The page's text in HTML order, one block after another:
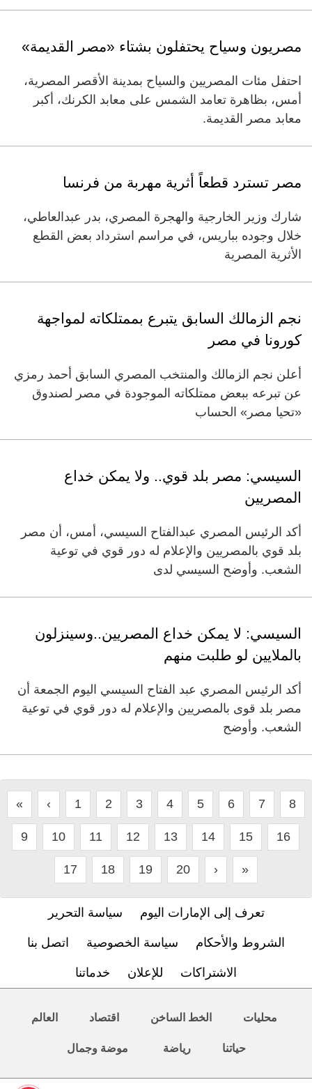
مصريون وسياح يحتفلون بشتاء «مصر القديمة»
احتفل مئات المصريين والسياح بمدينة الأقصر المصرية،
أمس، بظاهرة تعامد الشمس على معابد الكرنك، أكبر
معابد مصر القديمة.
مصر تسترد قطعاً أثرية مهربة من فرنسا
شارك وزير الخارجية والهجرة المصري، بدر عبدالعاطي،
خلال وجوده بباريس، في مراسم استرداد بعض القطع
الأثرية المصرية
نجم الزمالك السابق يتبرع بممتلكاته لمواجهة
كورونا في مصر
أعلن نجم الزمالك والمنتخب المصري السابق أحمد رمزي
عن تبرعه ببعض ممتلكاته الموجودة في مصر لصندوق
«تحيا مصر» الحساب
السيسي: مصر بلد قوي.. ولا يمكن خداع
المصريين
أكد الرئيس المصري عبدالفتاح السيسي، أمس، أن مصر
بلد قوي بالمصريين والإعلام له دور قوي في توعية
الشعب. وأوضح السيسي لدى
السيسي: لا يمكن خداع المصريين..وسينزلون
بالملايين لو طلبت منهم
أكد الرئيس المصري عبد الفتاح السيسي اليوم الجمعة أن
مصر بلد قوى بالمصريين والإعلام له دور قوي في توعية
الشعب. وأوضح
« ‹ 1 2 3 4 5 6 7 8
9 10 11 12 13 14 15 16
17 18 19 20 › »
تعرف إلى الإمارات اليوم سياسة التحرير
الشروط والأحكام سياسة الخصوصية اتصل بنا
الاشتراكات للإعلان خدماتنا
محليات الخط الساخن اقتصاد العالم
حياتنا رياضة موضة وجمال